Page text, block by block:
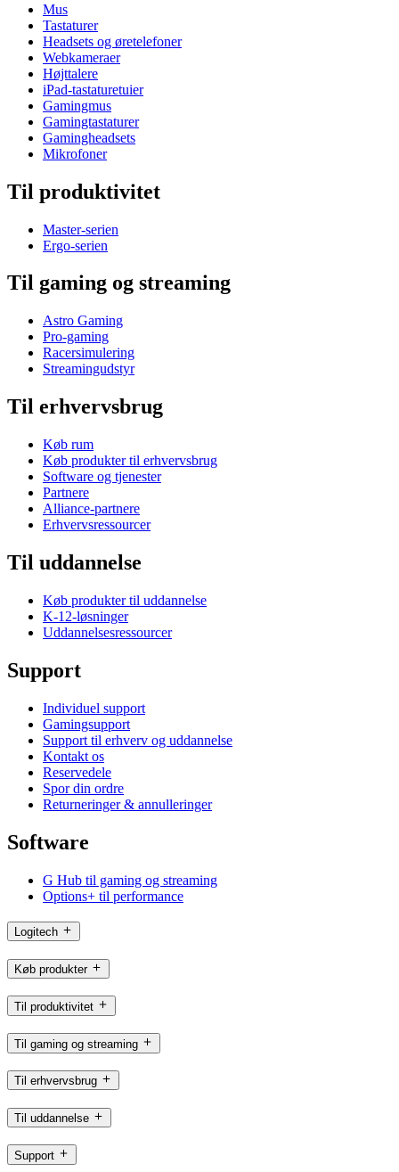
Mus
Tastaturer
Headsets og øretelefoner
Webkameraer
Højttalere
iPad-tastaturetuier
Gamingmus
Gamingtastaturer
Gamingheadsets
Mikrofoner
Til produktivitet
Master-serien
Ergo-serien
Til gaming og streaming
Astro Gaming
Pro-gaming
Racersimulering
Streamingudstyr
Til erhvervsbrug
Køb rum
Køb produkter til erhvervsbrug
Software og tjenester
Partnere
Alliance-partnere
Erhvervsressourcer
Til uddannelse
Køb produkter til uddannelse
K-12-løsninger
Uddannelsesressourcer
Support
Individuel support
Gamingsupport
Support til erhverv og uddannelse
Kontakt os
Reservedele
Spor din ordre
Returneringer & annulleringer
Software
G Hub til gaming og streaming
Options+ til performance
Logitech
Køb produkter
Til produktivitet
Til gaming og streaming
Til erhvervsbrug
Til uddannelse
Support